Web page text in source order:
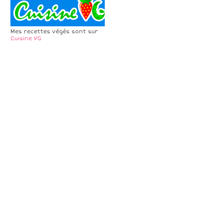
Mes recettes végés sont sur
Cuisine VG